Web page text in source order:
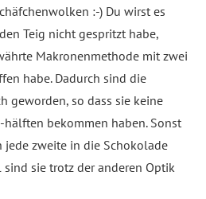
:-) Du wirst es
Teig nicht gespritzt habe,
Makronenmethode mit zwei
habe. Dadurch sind die
geworden, so dass sie keine
hälften bekommen haben. Sonst
zweite in die Schokolade
sie trotz der anderen Optik